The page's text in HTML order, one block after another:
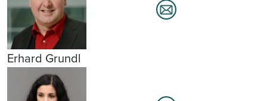
Erhard Grundl